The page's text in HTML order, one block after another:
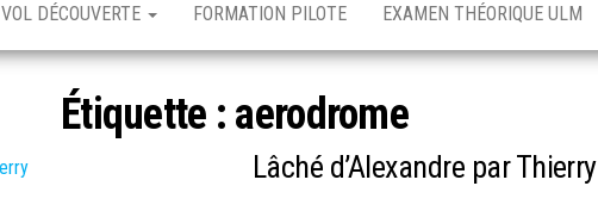
VOL DÉCOUVERTE FORMATION PILOTE EXAMEN THÉORIQUE ULM
Étiquette : aerodrome
Lâché d’Alexandre par Thierry